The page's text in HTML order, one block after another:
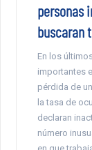
personas
buscaran
En los
importantes
pérdida de
la tasa de
declaran
número